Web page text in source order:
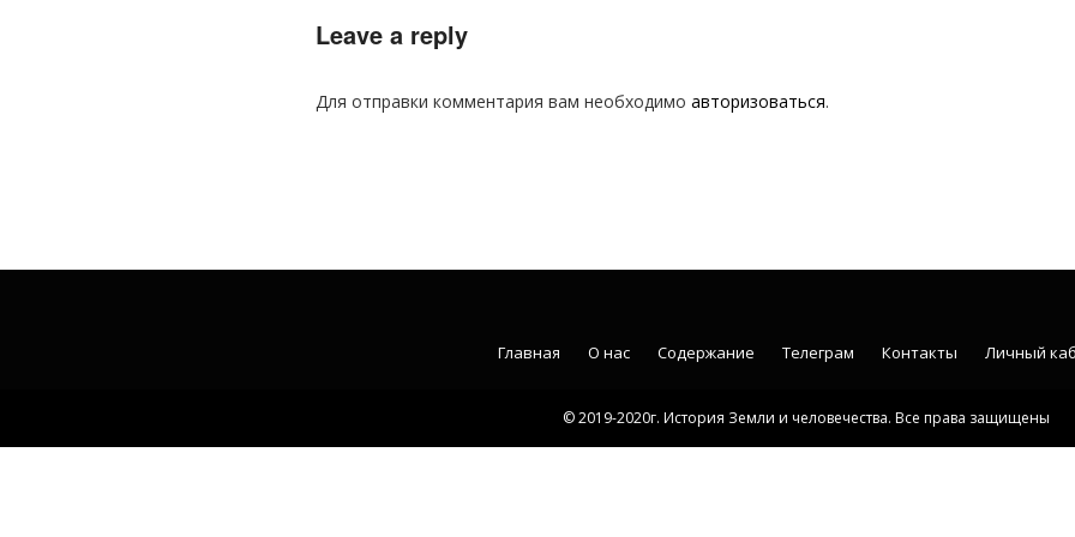
Leave a reply
Для отправки комментария вам необходимо авторизоваться.
© 2019-2020г. История Земли и человечества. Все права защищены
Главная О нас Содержание Телеграм Контакты Личный